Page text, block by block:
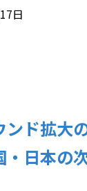
日
ンド拡大
・日本の